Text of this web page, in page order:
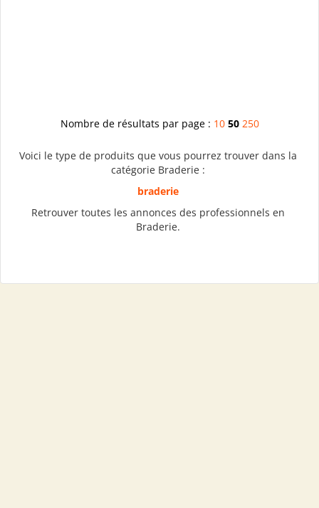
Nombre de résultats par page : 10 50 250
Voici le type de produits que vous pourrez trouver dans la
catégorie Braderie :
braderie
Retrouver toutes les annonces des professionnels en
Braderie.